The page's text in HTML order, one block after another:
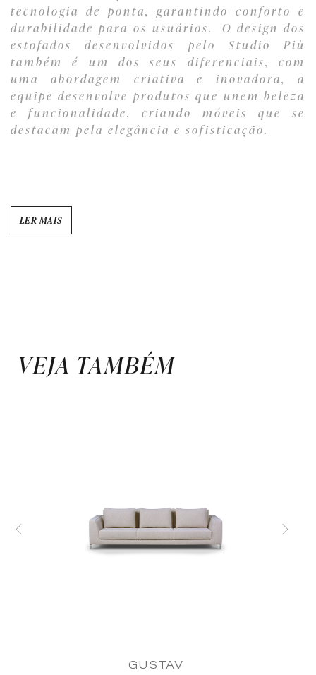
tecnologia de ponta, garantindo conforto e
durabilidade para os usuários. O design dos
estofados desenvolvidos pelo Studio Più
também é um dos seus diferenciais, com
uma abordagem criativa e inovadora, a
equipe desenvolve produtos que unem beleza
e funcionalidade, criando móveis que se
destacam pela elegância e sofisticação.
LER MAIS
VEJA TAMBÉM
GUSTAV